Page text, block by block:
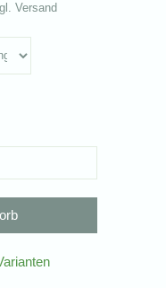
Versand